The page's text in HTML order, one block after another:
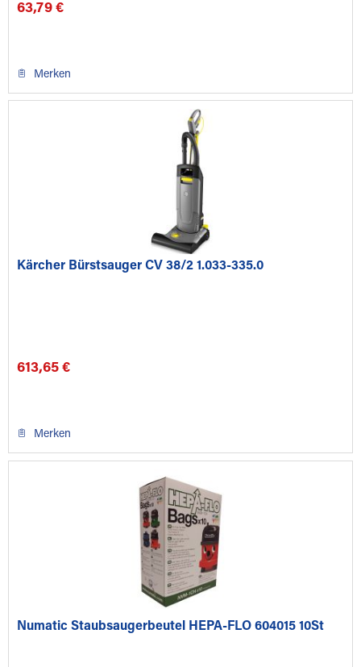
63,79 €
Merken
Kärcher Bürstsauger CV 38/2 1.033-335.0
613,65 €
Merken
Numatic Staubsaugerbeutel HEPA-FLO 604015 10St